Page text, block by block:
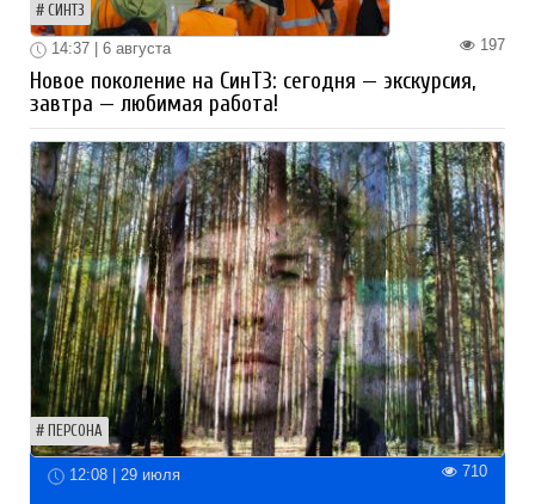
СИНТЗ
197
14:37 | 6 августа
Новое поколение на СинТЗ: сегодня — экскурсия,
завтра — любимая работа!
ПЕРСОНА
12:08 | 29 июля 710